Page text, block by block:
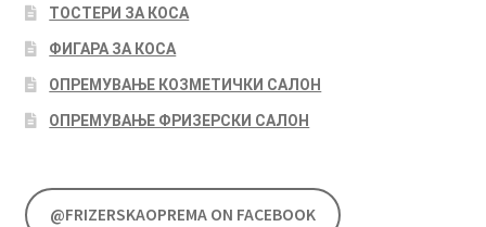
ТОСТЕРИ ЗА КОСА
ФИГАРА ЗА КОСА
ОПРЕМУВАЊЕ КОЗМЕТИЧКИ САЛОН
ОПРЕМУВАЊЕ ФРИЗЕРСКИ САЛОН
@FRIZERSKAOPREMA ON FACEBOOK